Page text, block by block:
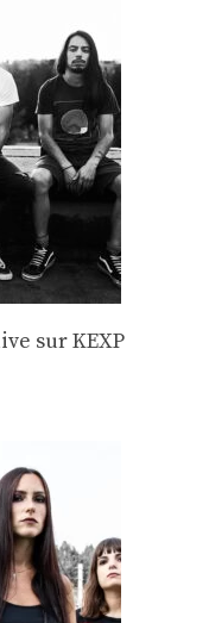
sur KEXP